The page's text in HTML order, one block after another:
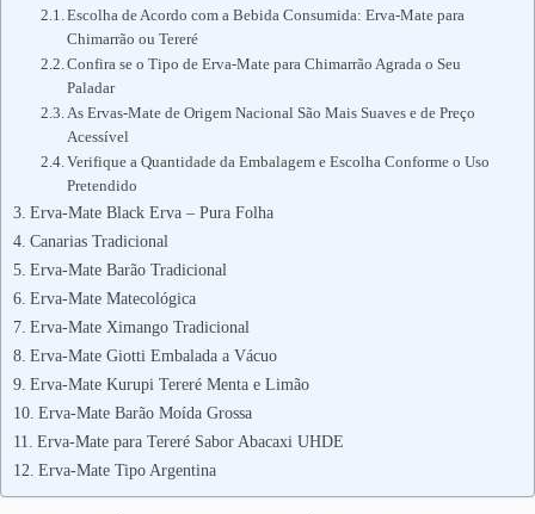
Escolha de Acordo com a Bebida Consumida: Erva-Mate para
Chimarrão ou Tereré
Confira se o Tipo de Erva-Mate para Chimarrão Agrada o Seu
Paladar
As Ervas-Mate de Origem Nacional São Mais Suaves e de Preço
Acessível
Verifique a Quantidade da Embalagem e Escolha Conforme o Uso
Pretendido
Erva-Mate Black Erva – Pura Folha
Canarias Tradicional
Erva-Mate Barão Tradicional
Erva-Mate Matecológica
Erva-Mate Ximango Tradicional
Erva-Mate Giotti Embalada a Vácuo
Erva-Mate Kurupi Tereré Menta e Limão
Erva-Mate Barão Moída Grossa
Erva-Mate para Tereré Sabor Abacaxi UHDE
Erva-Mate Tipo Argentina